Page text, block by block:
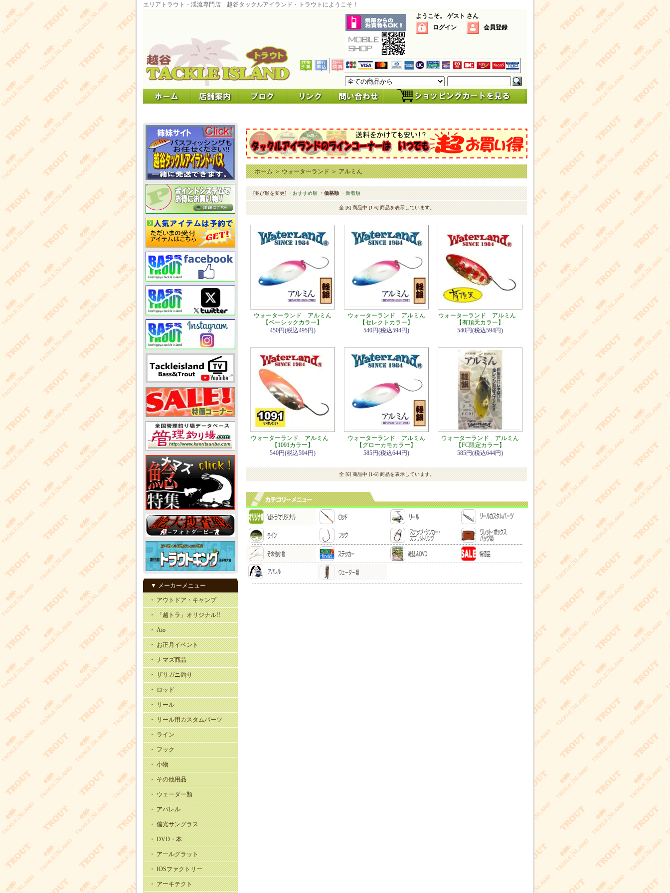
エリアトラウト・渓流専門店 越谷タックルアイランド・トラウトにようこそ！
ようこそ。 ゲスト さん
ログイン
会員登録
▼ メーカーメニュー
・ アウトドア・キャンプ
・ 「越トラ」オリジナル!!
・ Aio
・ お正月イベント
・ ナマズ商品
・ ザリガニ釣り
・ ロッド
・ リール
・ リール用カスタムパーツ
・ ライン
・ フック
・ 小物
・ その他用品
・ ウェーダー類
・ アパレル
・ 偏光サングラス
・ DVD・本
・ アールグラット
・ IOSファクトリー
・ アーキテクト
ホーム＞ウォーターランド＞アルミん
[並び順を変更] ・おすすめ順 ・価格順 ・新着順
全 [6] 商品中 [1-6] 商品を表示しています。
ウォーターランド アルミん
【ベーシックカラー】
450円(税込495円)
ウォーターランド アルミん
【セレクトカラー】
540円(税込594円)
ウォーターランド アルミん
【有頂天カラー】
540円(税込594円)
ウォーターランド アルミん
【1091カラー】
540円(税込594円)
ウォーターランド アルミん
【グローカモカラー】
585円(税込644円)
ウォーターランド アルミん
【FC限定カラー】
585円(税込644円)
全 [6] 商品中 [1-6] 商品を表示しています。